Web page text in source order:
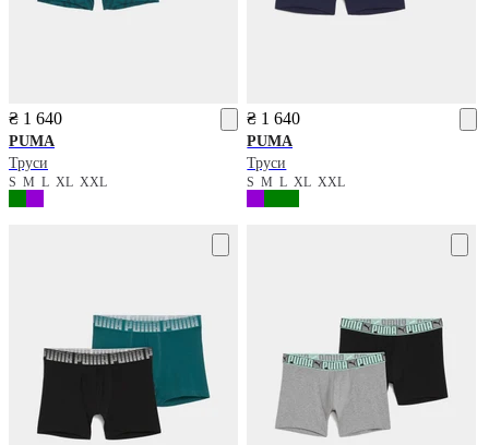
₴ 1 640
PUMA
Труси
S M L XL XXL
₴ 1 640
PUMA
Труси
SMLXLXXL